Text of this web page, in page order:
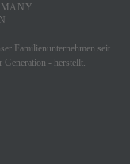
Familienunternehmen seit
Generation - herstellt.